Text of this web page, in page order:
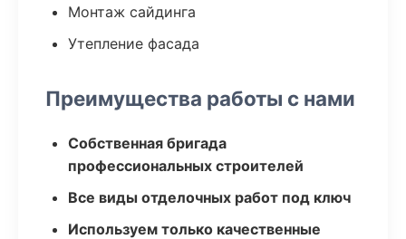
Монтаж сайдинга
Утепление фасада
Преимущества работы с нами
Собственная бригада
профессиональных строителей
Все виды отделочных работ под ключ
Используем только качественные